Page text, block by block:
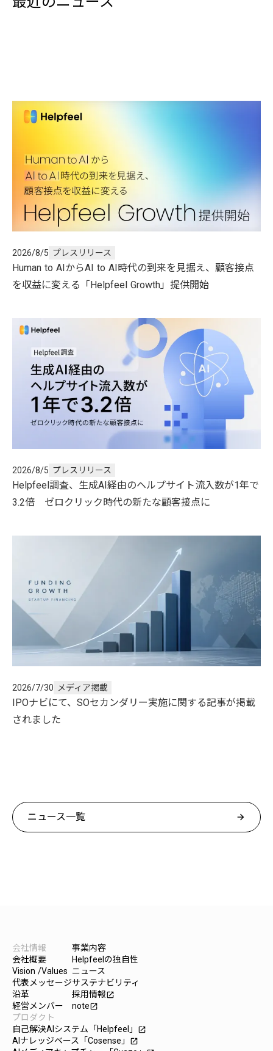
2026/8/5 プレスリリース
Human to AIからAI to AI時代の到来を見据え、顧客接点
を収益に変える「Helpfeel Growth」提供開始
2026/8/5 プレスリリース
Helpfeel調査、生成AI経由のヘルプサイト流入数が1年で
3.2倍 ゼロクリック時代の新たな顧客接点に
2026/7/30 メディア掲載
IPOナビにて、SOセカンダリー実施に関する記事が掲載
されました
ニュース一覧 arrow_forward
会社情報
会社概要
Vision /Values
代表メッセージ
沿革
経営メンバー
事業内容
Helpfeelの独自性
ニュース
サステナビリティ
採用情報launch
notelaunch
プロダクト
自己解決AIシステム「Helpfeel」
launch
AIナレッジベース「Cosense」 launch